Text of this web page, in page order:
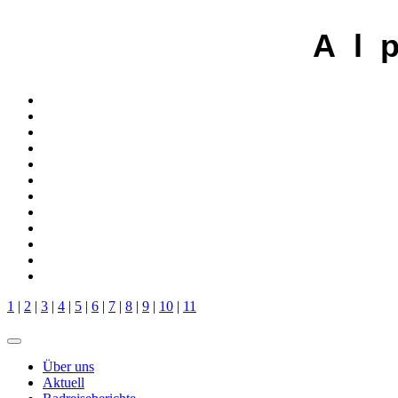
A l
1 | 2 | 3 | 4 | 5 | 6 | 7 | 8 | 9 | 10 | 11
Über uns
Aktuell